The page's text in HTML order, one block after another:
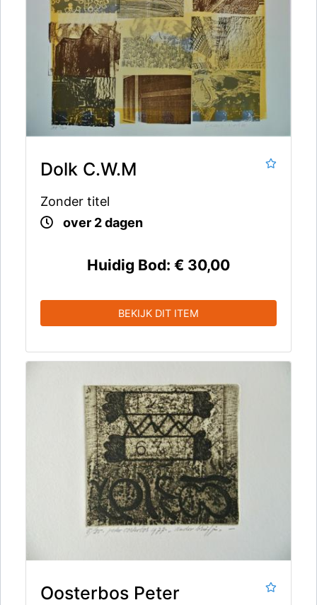
Dolk C.W.M
Zonder titel
over 2 dagen
Huidig Bod: € 30,00
BEKIJK DIT ITEM
Oosterbos Peter